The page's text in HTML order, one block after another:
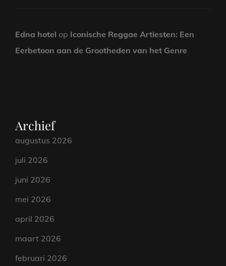
Edna hotel op Iconische Reggae Artiesten: Een
Eerbetoon aan de Grootheden van het Genre
Archief
augustus 2026
juli 2026
juni 2026
mei 2026
april 2026
maart 2026
februari 2026